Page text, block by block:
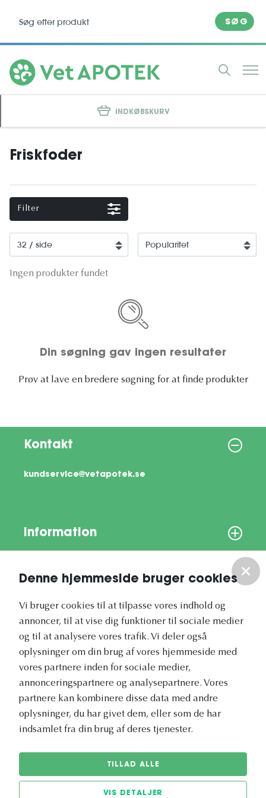
Denne hjemmeside bruger cookies
Vi bruger cookies til at tilpasse vores indhold og
annoncer, til at vise dig funktioner til sociale medier
og til at analysere vores trafik. Vi deler også
oplysninger om din brug af vores hjemmeside med
vores partnere inden for sociale medier,
annonceringspartnere og analysepartnere. Vores
partnere kan kombinere disse data med andre
oplysninger, du har givet dem, eller som de har
indsamlet fra din brug af deres tjenester.
TILLAD ALLE
VIS DETALJER
SØG
INDKØBSKURV
Friskfoder
Filter
Ingen produkter fundet
Din søgning gav ingen resultater
Prøv at lave en bredere søgning for at finde produkter
Kontakt
kundservice@vetapotek.se
Information
Vores nyhedsbrev
Vetapotek.dk er en del af
Evidensia
Dyresundhedspleje